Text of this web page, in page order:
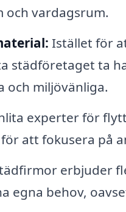
och vardagsrum.
Istället för
städföretaget ta
och miljövänliga.
experter för
att fokusera på
erbjuder
egna behov,